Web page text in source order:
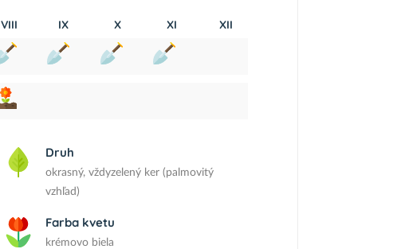
VIII IX X XI XII
Druh
okrasný, vždyzelený ker (palmovitý
vzhľad)
Farba kvetu
krémovo biela